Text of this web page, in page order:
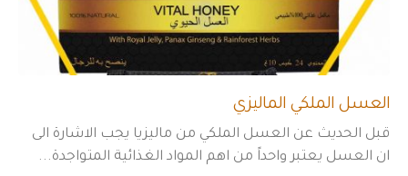
العسل الملكي الماليزي
قبل الحديث عن العسل الملكي من ماليزيا يجب الاشارة الى
ان العسل يعتبر واحداً من اهم المواد الغذائية المتواجدة...